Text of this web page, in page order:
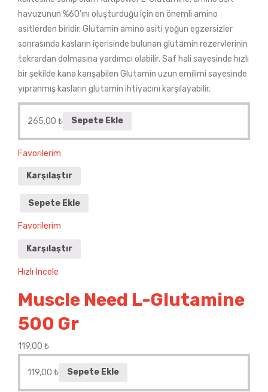
havuzunun %60’ını oluşturduğu için en önemli amino
asitlerden biridir. Glutamin amino asiti yoğun egzersizler
sonrasında kasların içerisinde bulunan glutamin rezervlerinin
tekrardan dolmasına yardımcı olabilir. Saf hali sayesinde hızlı
bir şekilde kana karışabilen Glutamin uzun emilimi sayesinde
yıpranmış kasların glutamin ihtiyacını karşılayabilir.
265,00 ₺ Sepete Ekle
Favorilerim
Karşılaştır
Sepete Ekle
Favorilerim
Karşılaştır
Hızlı İncele
Muscle Need L-Glutamine
500 Gr
119,00 ₺
119,00 ₺ Sepete Ekle